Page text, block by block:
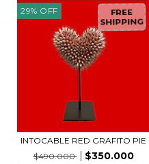
29% OFF FREE
SHIPPING
INTOCABLE RED GRAFITO PIE
$490.000
$350.000